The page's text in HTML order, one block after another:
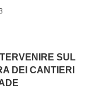
SUL
DEI CANTIERI